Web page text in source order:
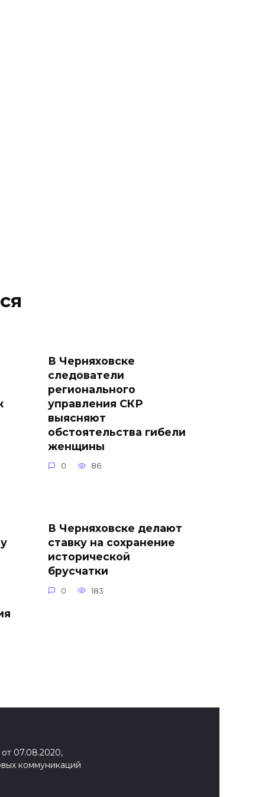
В Черняховске
следователи
регионального
управления СКР
выясняют
обстоятельства гибели
женщины
0 86
В Черняховске делают
ставку на сохранение
исторической
брусчатки
0 183
07.08.2020,
коммуникаций